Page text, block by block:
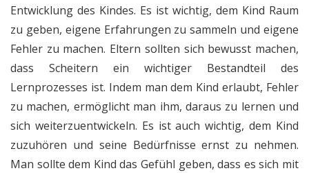
Entwicklung des Kindes. Es ist wichtig, dem Kind Raum
zu geben, eigene Erfahrungen zu sammeln und eigene
Fehler zu machen. Eltern sollten sich bewusst machen,
dass Scheitern ein wichtiger Bestandteil des
Lernprozesses ist. Indem man dem Kind erlaubt, Fehler
zu machen, ermöglicht man ihm, daraus zu lernen und
sich weiterzuentwickeln. Es ist auch wichtig, dem Kind
zuzuhören und seine Bedürfnisse ernst zu nehmen.
Man sollte dem Kind das Gefühl geben, dass es sich mit